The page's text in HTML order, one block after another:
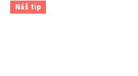
Náš tip